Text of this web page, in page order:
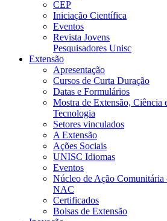
CEP
Iniciação Científica
Eventos
Revista Jovens
Pesquisadores Unisc
Extensão
Apresentação
Cursos de Curta Duração
Datas e Formulários
Mostra de Extensão, Ciência
Tecnologia
Setores vinculados
A Extensão
Ações Sociais
UNISC Idiomas
Eventos
Núcleo de Ação Comunitária
NAC
Certificados
Bolsas de Extensão